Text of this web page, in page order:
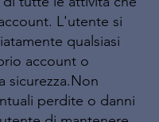
L'utente si
qualsiasi
account o
sicurezza.Non
perdite o danni